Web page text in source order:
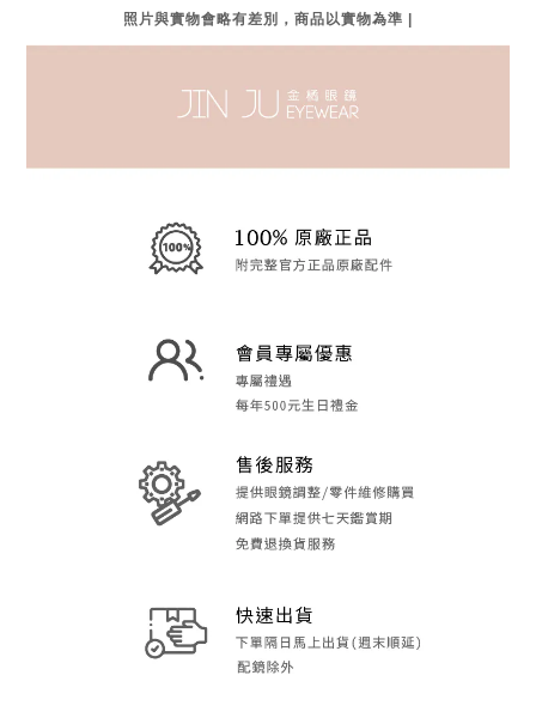
照片與實物會略有差別，商品以實物為準 |